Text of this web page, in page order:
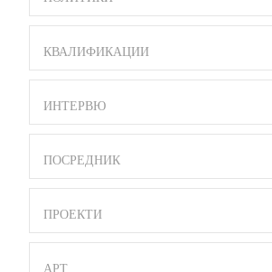
КВАЛИФИКАЦИИ
ИНТЕРВЮ
ПОСРЕДНИК
ПРОЕКТИ
АРТ